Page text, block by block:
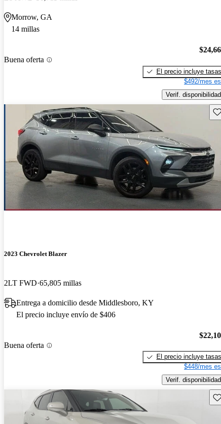
Morrow, GA
14 millas
Buena oferta
El precio incluye tasas
$492/mes
Verif. disponibilidad
2023 Chevrolet Blazer
2LT FWD 65,805 millas
Entrega a domicilio desde Middlesboro, KY
El precio incluye envío de $406
Buena oferta
El precio incluye tasas
$448/mes
Verif. disponibilidad